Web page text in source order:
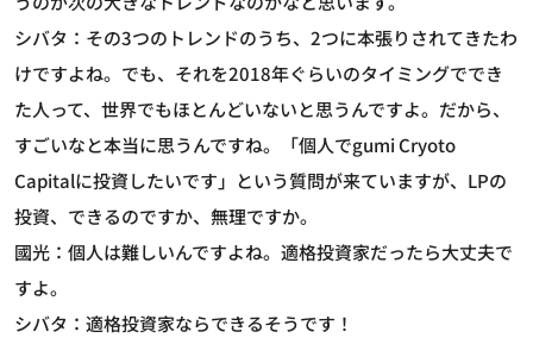
シバタ：その3つのトレンドのうち、2つに本張りされてきたわ
けですよね。でも、それを2018年ぐらいのタイミングででき
た人って、世界でもほとんどいないと思うんですよ。だから、
すごいなと本当に思うんですね。「個人でgumi Cryoto
Capitalに投資したいです」という質問が来ていますが、LPの
投資、できるのですか、無理ですか。
國光：個人は難しいんですよね。適格投資家だったら大丈夫で
すよ。
シバタ：適格投資家ならできるそうです！